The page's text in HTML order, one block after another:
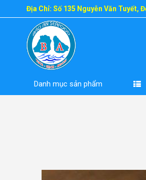
to
Địa Chỉ: Số 135 Nguyễn Văn Tuyết,
Danh mục sản phẩm